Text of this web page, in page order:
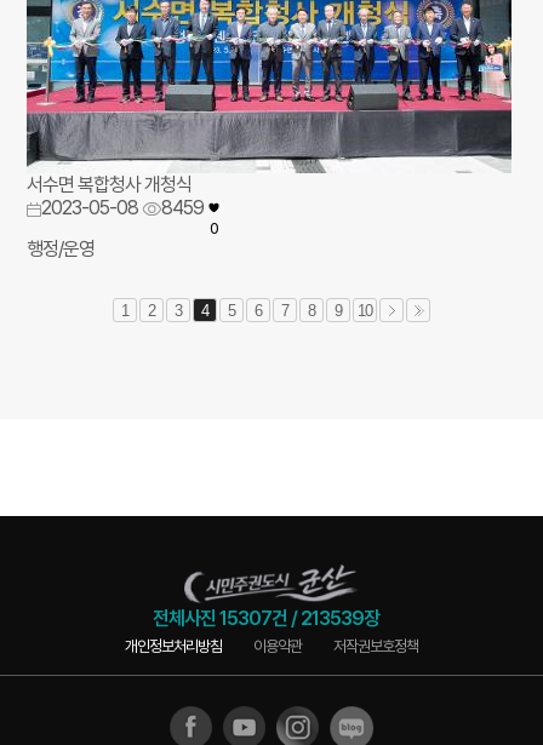
서수면 복합청사 개청식
2023-05-08
8459
0
행정/운영
1 2 3 4 5 6 7 8 9 10
전체사진 15307건 /213539장
개인정보처리방침 이용약관 저작권보호정책